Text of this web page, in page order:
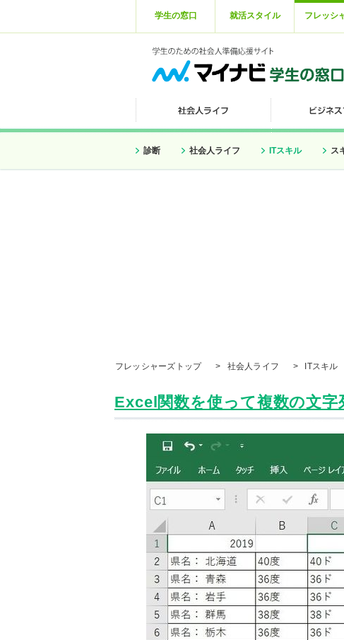
学生の窓口 就活スタイル フレッシ
診断 社会人ライフ ITスキル ス
フレッシャーズトップ > 社会人ライフ > ITスキル
Excel関数を使って複数の文字